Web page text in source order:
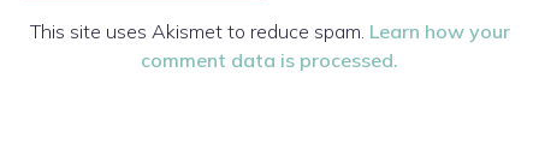
This site uses Akismet to reduce spam. Learn how your
comment data is processed.